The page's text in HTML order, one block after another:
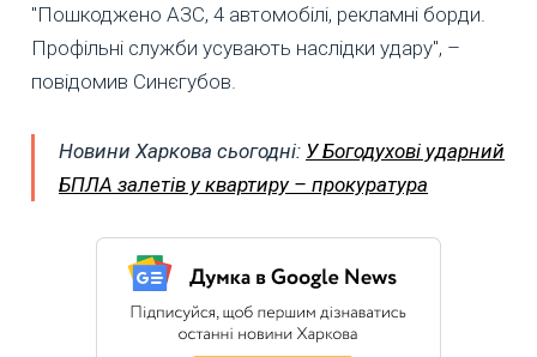
"Пошкоджено АЗС, 4 автомобілі, рекламні борди.
Профільні служби усувають наслідки удару", –
повідомив Синєгубов.
Новини Харкова сьогодні: У Богодухові ударний
БПЛА залетів у квартиру – прокуратура